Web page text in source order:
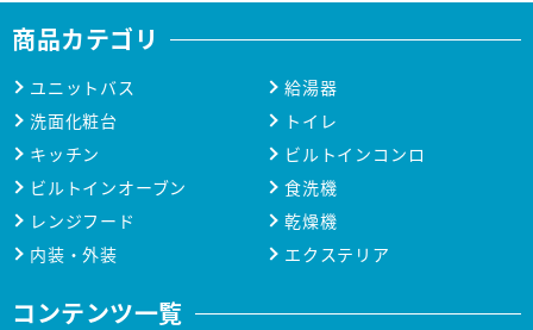
商品カテゴリ
ユニットバス
給湯器
洗面化粧台
トイレ
キッチン
ビルトインコンロ
ビルトインオーブン
食洗機
レンジフード
乾燥機
内装・外装
エクステリア
コンテンツ一覧